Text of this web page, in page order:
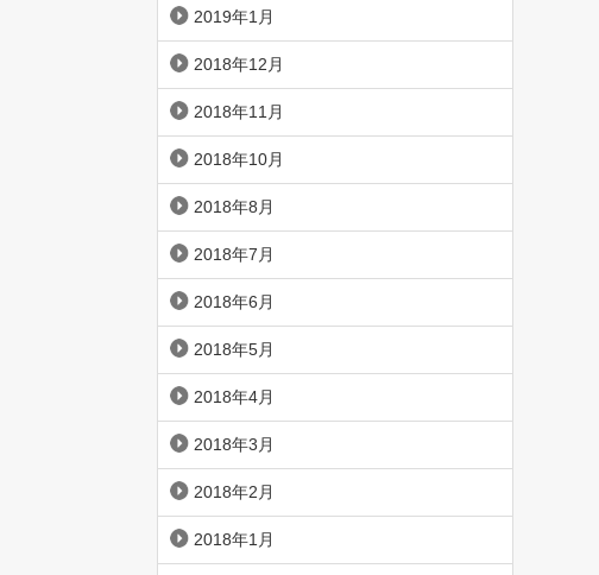
2019年1月
2018年12月
2018年11月
2018年10月
2018年8月
2018年7月
2018年6月
2018年5月
2018年4月
2018年3月
2018年2月
2018年1月